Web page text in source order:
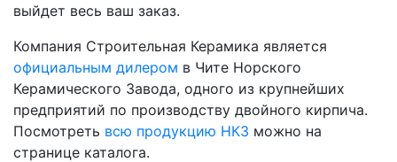
выйдет весь ваш заказ.
Компания Строительная Керамика является
официальным дилером в Чите Норского
Керамического Завода, одного из крупнейших
предприятий по производству двойного кирпича.
Посмотреть всю продукцию НКЗ можно на
странице каталога.